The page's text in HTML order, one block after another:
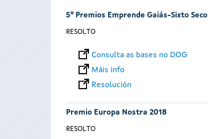
5º Premios Emprende Gaiás-Sixto Seco
RESOLTO
Consulta as bases no DOG
Máis info
Resolución
Premio Europa Nostra 2018
RESOLTO